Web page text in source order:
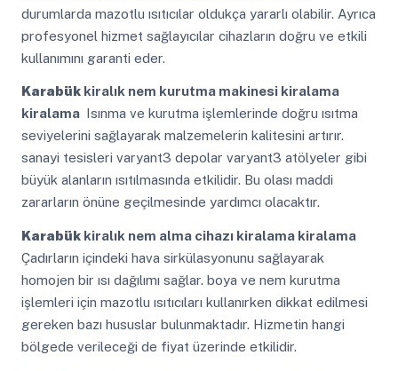
durumlarda mazotlu ısıtıcılar oldukça yararlı olabilir. Ayrıca
profesyonel hizmet sağlayıcılar cihazların doğru ve etkili
kullanımını garanti eder.
Karabükkiralık nem kurutma makinesi kiralama
kiralama Isınma ve kurutma işlemlerinde doğru ısıtma
seviyelerini sağlayarak malzemelerin kalitesini artırır.
sanayi tesisleri varyant3 depolar varyant3 atölyeler gibi
büyük alanların ısıtılmasında etkilidir. Bu olası maddi
zararların önüne geçilmesinde yardımcı olacaktır.
Karabükkiralık nem alma cihazı kiralama kiralama
Çadırların içindeki hava sirkülasyonunu sağlayarak
homojen bir ısı dağılımı sağlar. boya ve nem kurutma
işlemleri için mazotlu ısıtıcıları kullanırken dikkat edilmesi
gereken bazı hususlar bulunmaktadır. Hizmetin hangi
bölgede verileceği de fiyat üzerinde etkilidir.